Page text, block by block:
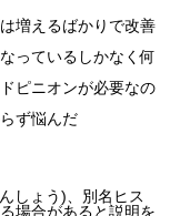
増えるばかりで改善
っているしかなく何
ピニオンが必要なの
ず悩んだ
しょう)、別名ヒス
場合があると説明を